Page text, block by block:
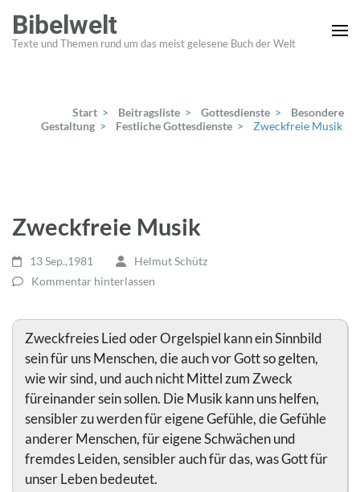
Inhalt
springen
Bibelwelt
Texte und Themen rund um das meist gelesene Buch der Welt
Start > Beitragsliste > Gottesdienste >
Besondere
Gestaltung > Festliche Gottesdienste > Zweckfreie Musik
Zweckfreie Musik
13 Sep.,1981
Helmut Schütz
Kommentar hinterlassen
Zweckfreies Lied oder Orgelspiel kann ein Sinnbild
sein für uns Menschen, die auch vor Gott so gelten,
wie wir sind, und auch nicht Mittel zum Zweck
füreinander sein sollen. Die Musik kann uns helfen,
sensibler zu werden für eigene Gefühle, die Gefühle
anderer Menschen, für eigene Schwächen und
fremdes Leiden, sensibler auch für das, was Gott für
unser Leben bedeutet.